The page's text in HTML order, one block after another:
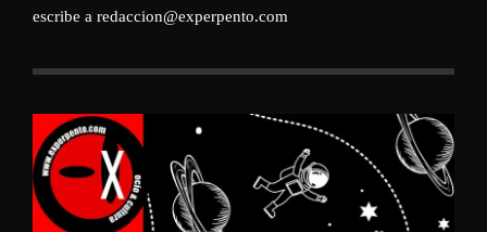
escribe a redaccion@experpento.com